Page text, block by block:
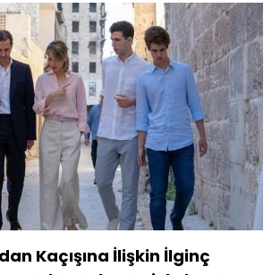
Kaçışına İlişkin İlginç